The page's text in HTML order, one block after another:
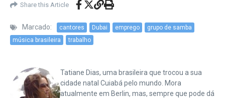
Share this Article
Marcado: cantores Dubai emprego
grupo de samba
música brasileira
trabalho
Tatiane Dias, uma brasileira que trocou a sua
cidade natal Cuiabá pelo mundo. Mora
atualmente em Berlin, mas, sempre que pode dá